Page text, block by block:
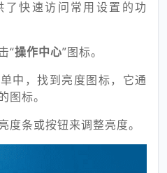
快速访问常用设置的功
“操作中心”图标。
中，找到亮度图标，它通
图标。
度条或按钮来调整亮度。